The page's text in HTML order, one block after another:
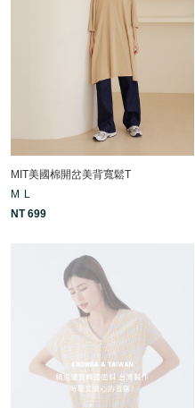
MIT美國棉開岔美背寬鬆T
M
L
NT 699